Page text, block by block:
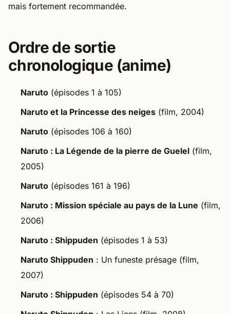
mais fortement recommandée.
Ordre de sortie
chronologique (anime)
Naruto (épisodes 1 à 105)
Naruto et la Princesse des neiges (film, 2004)
Naruto (épisodes 106 à 160)
Naruto : La Légende de la pierre de Guelel (film,
2005)
Naruto (épisodes 161 à 196)
Naruto : Mission spéciale au pays de la Lune (film,
2006)
Naruto : Shippuden (épisodes 1 à 53)
Naruto Shippuden : Un funeste présage (film,
2007)
Naruto : Shippuden (épisodes 54 à 70)